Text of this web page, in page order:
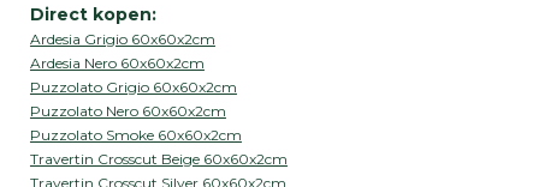
Ardesia Grigio 60x60x2cm
Ardesia Nero 60x60x2cm
Puzzolato Grigio 60x60x2cm
Puzzolato Nero 60x60x2cm
Puzzolato Smoke 60x60x2cm
Travertin Crosscut Beige 60x60x2cm
Travertin Crosscut Silver 60x60x2cm